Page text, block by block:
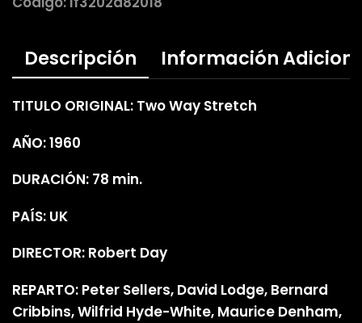
Descripción Información
TITULO ORIGINAL: Two Way Stretch
AÑO: 1960
DURACIÓN: 78 min.
PAÍS: UK
DIRECTOR: Robert Day
REPARTO: Peter Sellers, David Lodge, Bernard
Cribbins, Wilfrid Hyde-White, Maurice Denham,